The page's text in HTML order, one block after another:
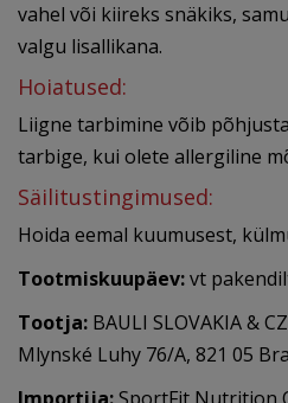
vahel või kiireks snäkiks,
valgu lisallikana.
Hoiatused:
Liigne tarbimine võib
tarbige, kui olete allergiline
Säilitustingimused:
Hoida eemal kuumusest,
Tootmiskuupäev:vt
Tootja: BAULI SLOVAKIA &
Mlynské Luhy 76/A, 821 05